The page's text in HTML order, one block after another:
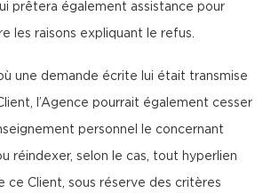
prêtera également assistance pour
les raisons expliquant le refus.
une demande écrite lui était transmise
l’Agence pourrait également cesser
personnel le concernant
réindexer, selon le cas, tout hyperlien
ce Client, sous réserve des critères